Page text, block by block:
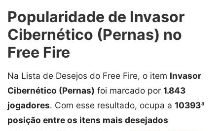
Popularidade de Invasor
Cibernético (Pernas) no
Free Fire
Na Lista de Desejos do Free Fire, o item Invasor
Cibernético (Pernas) foi marcado por 1.843
jogadores. Com esse resultado, ocupa a 10393ª
posição entre os itens mais desejados